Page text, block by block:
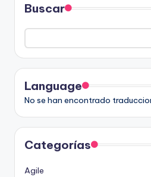
entradas
Buscar
Language
No se han encontrado
Categorías
Agile